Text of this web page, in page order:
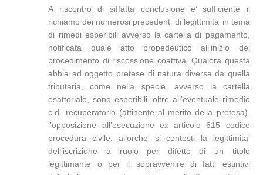
A riscontro di siffatta conclusione e’ sufficiente il
richiamo dei numerosi precedenti di legittimita’ in tema
di rimedi esperibili avverso la cartella di pagamento,
notificata quale atto propedeutico all’inizio del
procedimento di riscossione coattiva. Qualora questa
abbia ad oggetto pretese di natura diversa da quella
tributaria, come nella specie, avverso la cartella
esattoriale, sono esperibili, oltre all’eventuale rimedio
c.d. recuperatorio (attinente al merito della pretesa),
l’opposizione all’esecuzione ex articolo 615 codice
procedura civile, allorche’ si contesti la legittimita’
dell’iscrizione a ruolo per difetto di un titolo
legittimante o per il sopravvenire di fatti estintivi